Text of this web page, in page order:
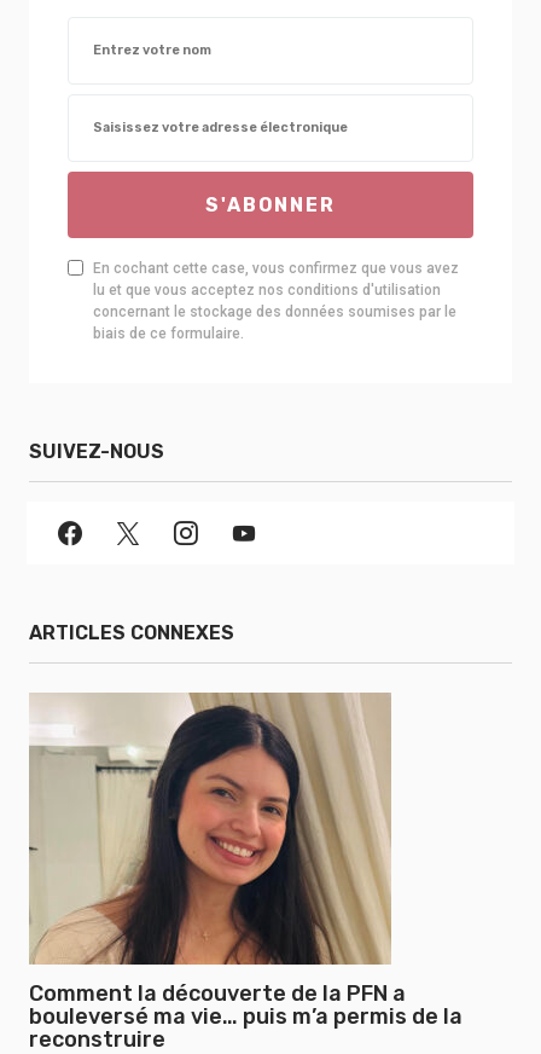
S'ABONNER
En cochant cette case, vous confirmez que vous avez
lu et que vous acceptez nos conditions d'utilisation
concernant le stockage des données soumises par le
biais de ce formulaire.
SUIVEZ-NOUS
ARTICLES CONNEXES
Comment la découverte de la PFN a
bouleversé ma vie… puis m’a permis de la
reconstruire